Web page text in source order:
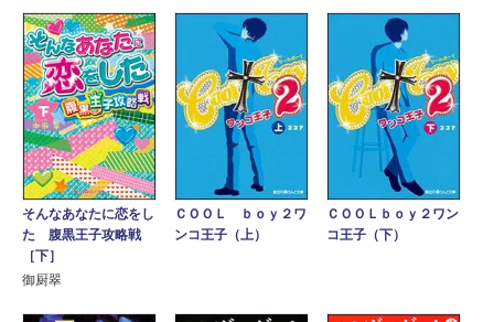
そんなあなたに恋をし
た 腹黒王子攻略戦
［下］
御厨翠
ＣＯＯＬ ｂｏｙ２ワ
ンコ王子（上）
ＣＯＯＬｂｏｙ２ワン
コ王子（下）